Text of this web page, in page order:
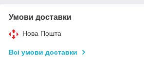
Умови доставки
Нова Пошта
Всі умови доставки